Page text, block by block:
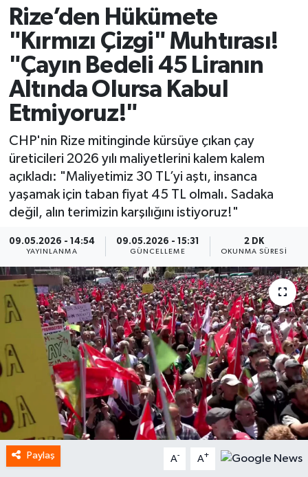
Rize’den Hükümete
"Kırmızı Çizgi" Muhtırası!
"Çayın Bedeli 45 Liranın
Altında Olursa Kabul
Etmiyoruz!"
CHP'nin Rize mitinginde kürsüye çıkan çay
üreticileri 2026 yılı maliyetlerini kalem kalem
açıkladı: "Maliyetimiz 30 TL’yi aştı, insanca
yaşamak için taban fiyat 45 TL olmalı. Sadaka
değil, alın terimizin karşılığını istiyoruz!"
09.05.2026 - 14:54
YAYINLANMA
09.05.2026 - 15:31
GÜNCELLEME
2 DK
OKUNMA SÜRESI
Paylaş A- A+
Magazin
Siyaset
Spor
Yaşam
Son Dakika Haberleri
Haber Arşivi